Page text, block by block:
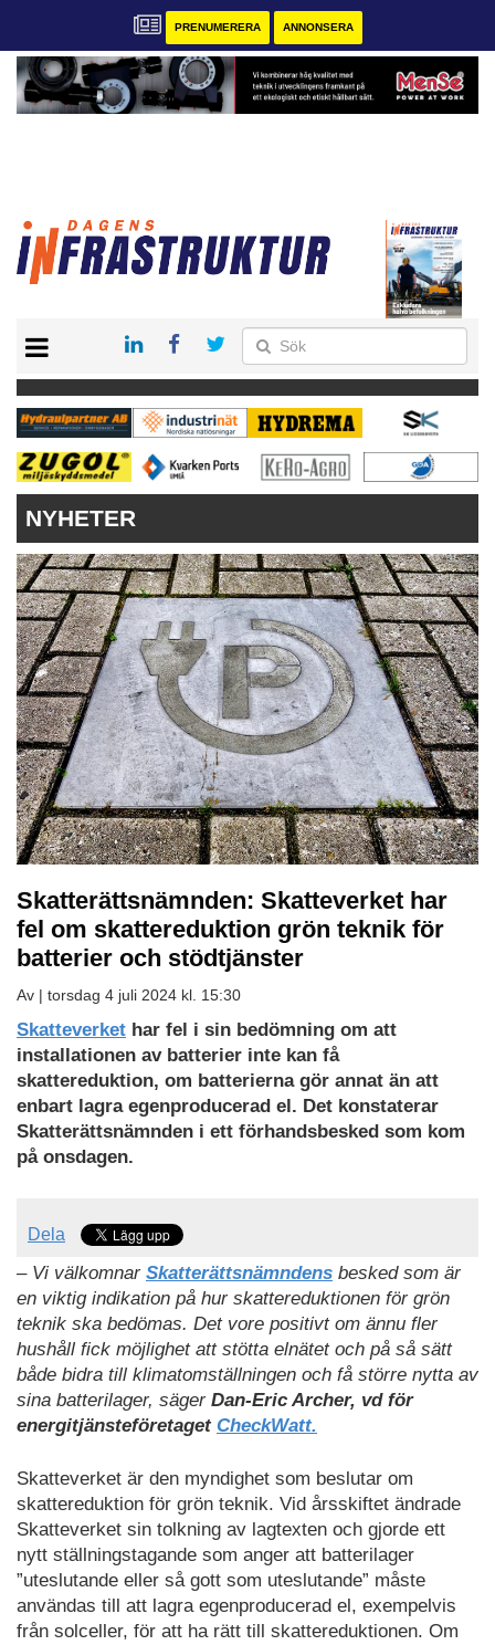
PRENUMERERA ANNONSERA
KONTAKT
VÅRA ANDRA MAGASIN
PRENUMERERA
ANNONSERA
NYHETER
Skatterättsnämnden: Skatteverket har
fel om skattereduktion grön teknik för
batterier och stödtjänster
Av | torsdag 4 juli 2024 kl. 15:30
Skatteverket har fel i sin bedömning om att
installationen av batterier inte kan få
skattereduktion, om batterierna gör annat än att
enbart lagra egenproducerad el. Det konstaterar
Skatterättsnämnden i ett förhandsbesked som kom
på onsdagen.
Dela
– Vi välkomnar Skatterättsnämndens besked som är
en viktig indikation på hur skattereduktionen för grön
teknik ska bedömas. Det vore positivt om ännu fler
hushåll fick möjlighet att stötta elnätet och på så sätt
både bidra till klimatomställningen och få större nytta av
sina batterilager, säger Dan-Eric Archer, vd för
energitjänsteföretaget CheckWatt.
Skatteverket är den myndighet som beslutar om
skattereduktion för grön teknik. Vid årsskiftet ändrade
Skatteverket sin tolkning av lagtexten och gjorde ett
nytt ställningstagande som anger att batterilager
”uteslutande eller så gott som uteslutande” måste
användas till att lagra egenproducerad el, exempelvis
från solceller, för att ha rätt till skattereduktionen. Om